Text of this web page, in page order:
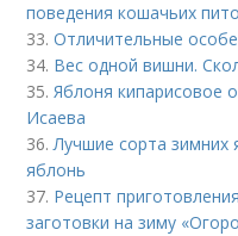
поведения кошачьих
33.Отличительные
34. Вес одной вишни.
35.Яблоня кипарисовое
Исаева
36.Лучшие сорта зимних
яблонь
37. Рецепт
заготовки на зиму